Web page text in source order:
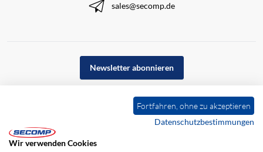
sales@secomp.de
Newsletter abonnieren
Fortfahren, ohne zu akzeptieren
Datenschutzbestimmungen
Wir verwenden Cookies